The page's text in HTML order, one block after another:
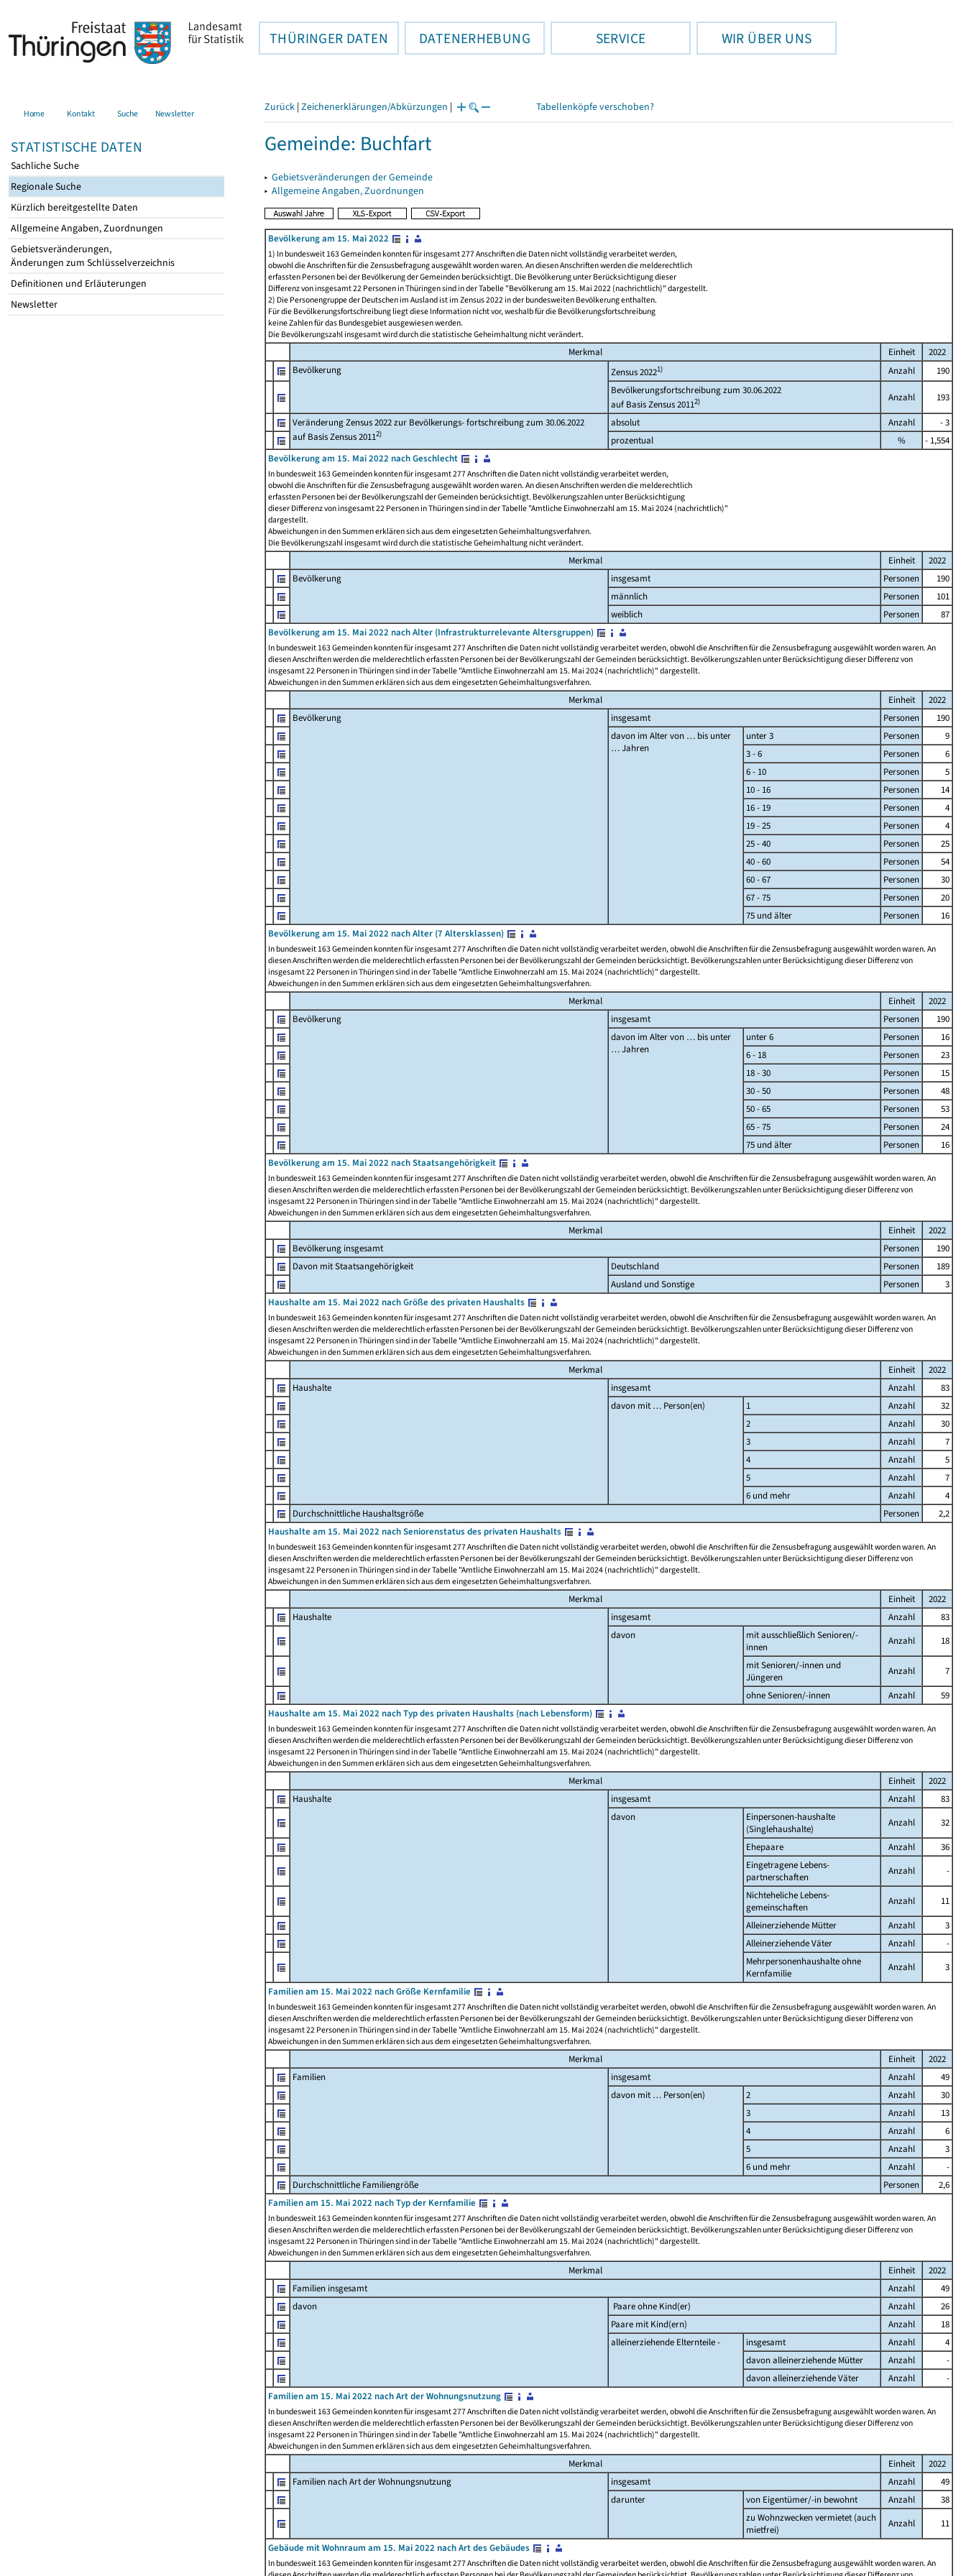
THÜRINGER DATEN DATENERHEBUNG SERVICE WIR ÜBER UNS
Home Kontakt Suche Newsletter
STATISTISCHE DATEN
Sachliche Suche
Regionale Suche
Kürzlich bereitgestellte Daten
Allgemeine Angaben, Zuordnungen
Gebietsveränderungen,
Änderungen zum Schlüsselverzeichnis
Definitionen und Erläuterungen
Newsletter
Zurück | Zeichenerklärungen/Abkürzungen | Tabellenköpfe verschoben?
Gemeinde: Buchfart
▸ Gebietsveränderungen der Gemeinde
▸ Allgemeine Angaben, Zuordnungen
Bevölkerung am 15. Mai 2022
1) In bundesweit 163 Gemeinden konnten für insgesamt 277 Anschriften die Daten nicht vollständig verarbeitet werden,
obwohl die Anschriften für die Zensusbefragung ausgewählt worden waren. An diesen Anschriften werden die melderechtlich
erfassten Personen bei der Bevölkerung der Gemeinden berücksichtigt. Die Bevölkerung unter Berücksichtigung dieser
Differenz von insgesamt 22 Personen in Thüringen sind in der Tabelle "Bevölkerung am 15. Mai 2022 (nachrichtlich)" dargestellt.
2) Die Personengruppe der Deutschen im Ausland ist im Zensus 2022 in der bundesweiten Bevölkerung enthalten.
Für die Bevölkerungsfortschreibung liegt diese Information nicht vor, weshalb für die Bevölkerungsfortschreibung
keine Zahlen für das Bundesgebiet ausgewiesen werden.
Die Bevölkerungszahl insgesamt wird durch die statistische Geheimhaltung nicht verändert.
Merkmal Einheit
2022
Bevölkerung
Zensus 20221) Anzahl
190
Bevölkerungsfortschreibung zum 30.06.2022
auf Basis Zensus 20112) Anzahl 193
Veränderung Zensus 2022 zur Bevölkerungs- fortschreibung zum 30.06.2022
auf Basis Zensus 20112)
absolut Anzahl
- 3
prozentual
%
- 1,554
Bevölkerung am 15. Mai 2022 nach Geschlecht
In bundesweit 163 Gemeinden konnten für insgesamt 277 Anschriften die Daten nicht vollständig verarbeitet werden,
obwohl die Anschriften für die Zensusbefragung ausgewählt worden waren. An diesen Anschriften werden die melderechtlich
erfassten Personen bei der Bevölkerungszahl der Gemeinden berücksichtigt. Bevölkerungszahlen unter Berücksichtigung
dieser Differenz von insgesamt 22 Personen in Thüringen sind in der Tabelle "Amtliche Einwohnerzahl am 15. Mai 2024 (nachrichtlich)"
dargestellt.
Abweichungen in den Summen erklären sich aus dem eingesetzten Geheimhaltungsverfahren.
Die Bevölkerungszahl insgesamt wird durch die statistische Geheimhaltung nicht verändert.
Merkmal Einheit
2022
Bevölkerung
insgesamt Personen
190
männlich
Personen
101
weiblich
Personen
87
Bevölkerung am 15. Mai 2022 nach Alter (Infrastrukturrelevante Altersgruppen)
In bundesweit 163 Gemeinden konnten für insgesamt 277 Anschriften die Daten nicht vollständig verarbeitet werden, obwohl die Anschriften für die Zensusbefragung ausgewählt worden waren. An
diesen Anschriften werden die melderechtlich erfassten Personen bei der Bevölkerungszahl der Gemeinden berücksichtigt. Bevölkerungszahlen unter Berücksichtigung dieser Differenz von
insgesamt 22 Personen in Thüringen sind in der Tabelle "Amtliche Einwohnerzahl am 15. Mai 2024 (nachrichtlich)" dargestellt.
Abweichungen in den Summen erklären sich aus dem eingesetzten Geheimhaltungsverfahren.
Merkmal Einheit
2022
Bevölkerung
insgesamt Personen
190
davon im Alter von … bis unter
… Jahren
unter 3 Personen
9
3 - 6
Personen
6
6 - 10
Personen
5
10 - 16
Personen
14
16 - 19
Personen
4
19 - 25
Personen
4
25 - 40
Personen
25
40 - 60
Personen
54
60 - 67
Personen
30
67 - 75
Personen
20
75 und älter
Personen
16
Bevölkerung am 15. Mai 2022 nach Alter (7 Altersklassen)
In bundesweit 163 Gemeinden konnten für insgesamt 277 Anschriften die Daten nicht vollständig verarbeitet werden, obwohl die Anschriften für die Zensusbefragung ausgewählt worden waren. An
diesen Anschriften werden die melderechtlich erfassten Personen bei der Bevölkerungszahl der Gemeinden berücksichtigt. Bevölkerungszahlen unter Berücksichtigung dieser Differenz von
insgesamt 22 Personen in Thüringen sind in der Tabelle "Amtliche Einwohnerzahl am 15. Mai 2024 (nachrichtlich)" dargestellt.
Abweichungen in den Summen erklären sich aus dem eingesetzten Geheimhaltungsverfahren.
Merkmal Einheit
2022
Bevölkerung
insgesamt Personen
190
davon im Alter von … bis unter
… Jahren
unter 6 Personen
16
6 - 18
Personen
23
18 - 30
Personen
15
30 - 50
Personen
48
50 - 65
Personen
53
65 - 75
Personen
24
75 und älter
Personen
16
Bevölkerung am 15. Mai 2022 nach Staatsangehörigkeit
In bundesweit 163 Gemeinden konnten für insgesamt 277 Anschriften die Daten nicht vollständig verarbeitet werden, obwohl die Anschriften für die Zensusbefragung ausgewählt worden waren. An
diesen Anschriften werden die melderechtlich erfassten Personen bei der Bevölkerungszahl der Gemeinden berücksichtigt. Bevölkerungszahlen unter Berücksichtigung dieser Differenz von
insgesamt 22 Personen in Thüringen sind in der Tabelle "Amtliche Einwohnerzahl am 15. Mai 2024 (nachrichtlich)" dargestellt.
Abweichungen in den Summen erklären sich aus dem eingesetzten Geheimhaltungsverfahren.
Merkmal Einheit
2022
Bevölkerung insgesamt
Personen
190
Davon mit Staatsangehörigkeit
Deutschland Personen
189
Ausland und Sonstige
Personen
3
Haushalte am 15. Mai 2022 nach Größe des privaten Haushalts
In bundesweit 163 Gemeinden konnten für insgesamt 277 Anschriften die Daten nicht vollständig verarbeitet werden, obwohl die Anschriften für die Zensusbefragung ausgewählt worden waren. An
diesen Anschriften werden die melderechtlich erfassten Personen bei der Bevölkerungszahl der Gemeinden berücksichtigt. Bevölkerungszahlen unter Berücksichtigung dieser Differenz von
insgesamt 22 Personen in Thüringen sind in der Tabelle "Amtliche Einwohnerzahl am 15. Mai 2024 (nachrichtlich)" dargestellt.
Abweichungen in den Summen erklären sich aus dem eingesetzten Geheimhaltungsverfahren.
Merkmal Einheit
2022
Haushalte
insgesamt Anzahl
83
davon mit … Person(en)
1 Anzahl
32
2
Anzahl
30
3
Anzahl
7
4
Anzahl
5
5
Anzahl
7
6 und mehr
Anzahl
4
Durchschnittliche Haushaltsgröße
Personen
2,2
Haushalte am 15. Mai 2022 nach Seniorenstatus des privaten Haushalts
In bundesweit 163 Gemeinden konnten für insgesamt 277 Anschriften die Daten nicht vollständig verarbeitet werden, obwohl die Anschriften für die Zensusbefragung ausgewählt worden waren. An
diesen Anschriften werden die melderechtlich erfassten Personen bei der Bevölkerungszahl der Gemeinden berücksichtigt. Bevölkerungszahlen unter Berücksichtigung dieser Differenz von
insgesamt 22 Personen in Thüringen sind in der Tabelle "Amtliche Einwohnerzahl am 15. Mai 2024 (nachrichtlich)" dargestellt.
Abweichungen in den Summen erklären sich aus dem eingesetzten Geheimhaltungsverfahren.
Merkmal Einheit
2022
Haushalte
insgesamt Anzahl
83
davon
mit ausschließlich Senioren/-
innen
Anzahl
18
mit Senioren/-innen und
Jüngeren
Anzahl
7
ohne Senioren/-innen
Anzahl
59
Haushalte am 15. Mai 2022 nach Typ des privaten Haushalts (nach Lebensform)
In bundesweit 163 Gemeinden konnten für insgesamt 277 Anschriften die Daten nicht vollständig verarbeitet werden, obwohl die Anschriften für die Zensusbefragung ausgewählt worden waren. An
diesen Anschriften werden die melderechtlich erfassten Personen bei der Bevölkerungszahl der Gemeinden berücksichtigt. Bevölkerungszahlen unter Berücksichtigung dieser Differenz von
insgesamt 22 Personen in Thüringen sind in der Tabelle "Amtliche Einwohnerzahl am 15. Mai 2024 (nachrichtlich)" dargestellt.
Abweichungen in den Summen erklären sich aus dem eingesetzten Geheimhaltungsverfahren.
Merkmal Einheit
2022
Haushalte
insgesamt Anzahl
83
davon
Einpersonen-haushalte
(Singlehaushalte)
Anzahl
32
Ehepaare
Anzahl
36
Eingetragene Lebens-
partnerschaften
Anzahl
-
Nichteheliche Lebens-
gemeinschaften
Anzahl
11
Alleinerziehende Mütter
Anzahl
3
Alleinerziehende Väter
Anzahl
-
Mehrpersonenhaushalte ohne
Kernfamilie
Anzahl
3
Familien am 15. Mai 2022 nach Größe Kernfamilie
In bundesweit 163 Gemeinden konnten für insgesamt 277 Anschriften die Daten nicht vollständig verarbeitet werden, obwohl die Anschriften für die Zensusbefragung ausgewählt worden waren. An
diesen Anschriften werden die melderechtlich erfassten Personen bei der Bevölkerungszahl der Gemeinden berücksichtigt. Bevölkerungszahlen unter Berücksichtigung dieser Differenz von
insgesamt 22 Personen in Thüringen sind in der Tabelle "Amtliche Einwohnerzahl am 15. Mai 2024 (nachrichtlich)" dargestellt.
Abweichungen in den Summen erklären sich aus dem eingesetzten Geheimhaltungsverfahren.
Merkmal Einheit
2022
Familien
insgesamt Anzahl
49
davon mit … Person(en)
2 Anzahl
30
3
Anzahl
13
4
Anzahl
6
5
Anzahl
3
6 und mehr
Anzahl
-
Durchschnittliche Familiengröße
Personen
2,6
Familien am 15. Mai 2022 nach Typ der Kernfamilie
In bundesweit 163 Gemeinden konnten für insgesamt 277 Anschriften die Daten nicht vollständig verarbeitet werden, obwohl die Anschriften für die Zensusbefragung ausgewählt worden waren. An
diesen Anschriften werden die melderechtlich erfassten Personen bei der Bevölkerungszahl der Gemeinden berücksichtigt. Bevölkerungszahlen unter Berücksichtigung dieser Differenz von
insgesamt 22 Personen in Thüringen sind in der Tabelle "Amtliche Einwohnerzahl am 15. Mai 2024 (nachrichtlich)" dargestellt.
Abweichungen in den Summen erklären sich aus dem eingesetzten Geheimhaltungsverfahren.
Merkmal Einheit
2022
Familien insgesamt
Anzahl
49
davon
Paare ohne Kind(er) Anzahl
26
Paare mit Kind(ern)
Anzahl
18
alleinerziehende Elternteile -
insgesamt Anzahl
4
davon alleinerziehende Mütter
Anzahl
-
davon alleinerziehende Väter
Anzahl
-
Familien am 15. Mai 2022 nach Art der Wohnungsnutzung
In bundesweit 163 Gemeinden konnten für insgesamt 277 Anschriften die Daten nicht vollständig verarbeitet werden, obwohl die Anschriften für die Zensusbefragung ausgewählt worden waren. An
diesen Anschriften werden die melderechtlich erfassten Personen bei der Bevölkerungszahl der Gemeinden berücksichtigt. Bevölkerungszahlen unter Berücksichtigung dieser Differenz von
insgesamt 22 Personen in Thüringen sind in der Tabelle "Amtliche Einwohnerzahl am 15. Mai 2024 (nachrichtlich)" dargestellt.
Abweichungen in den Summen erklären sich aus dem eingesetzten Geheimhaltungsverfahren.
Merkmal Einheit
2022
Familien nach Art der Wohnungsnutzung
insgesamt Anzahl
49
darunter
von Eigentümer/-in bewohnt Anzahl
38
zu Wohnzwecken vermietet (auch
mietfrei)
Anzahl
11
Gebäude mit Wohnraum am 15. Mai 2022 nach Art des Gebäudes
In bundesweit 163 Gemeinden konnten für insgesamt 277 Anschriften die Daten nicht vollständig verarbeitet werden, obwohl die Anschriften für die Zensusbefragung ausgewählt worden waren. An